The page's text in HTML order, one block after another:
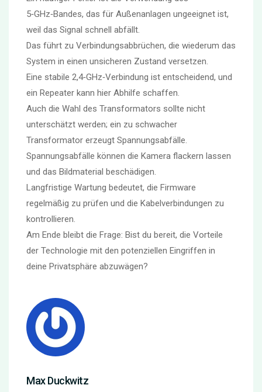
5‑GHz‑Bandes, das für Außenanlagen ungeeignet ist,
weil das Signal schnell abfällt.
Das führt zu Verbindungsabbrüchen, die wiederum das
System in einen unsicheren Zustand versetzen.
Eine stabile 2,4‑GHz‑Verbindung ist entscheidend, und
ein Repeater kann hier Abhilfe schaffen.
Auch die Wahl des Transformators sollte nicht
unterschätzt werden; ein zu schwacher
Transformator erzeugt Spannungsabfälle.
Spannungsabfälle können die Kamera flackern lassen
und das Bildmaterial beschädigen.
Langfristige Wartung bedeutet, die Firmware
regelmäßig zu prüfen und die Kabelverbindungen zu
kontrollieren.
Am Ende bleibt die Frage: Bist du bereit, die Vorteile
der Technologie mit den potenziellen Eingriffen in
deine Privatsphäre abzuwägen?
Max Duckwitz